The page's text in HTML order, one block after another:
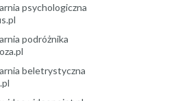
psychologiczna
podróżnika
beletrystyczna